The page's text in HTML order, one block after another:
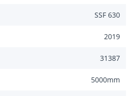
SSF 630
2019
31387
5000mm